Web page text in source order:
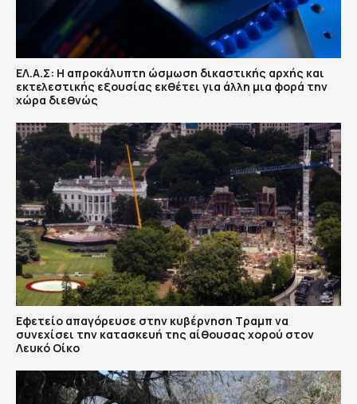
ΕΛ.Α.Σ: Η απροκάλυπτη ώσμωση δικαστικής αρχής και
εκτελεστικής εξουσίας εκθέτει για άλλη μια φορά την
χώρα διεθνώς
Εφετείο απαγόρευσε στην κυβέρνηση Τραμπ να
συνεχίσει την κατασκευή της αίθουσας χορού στον
Λευκό Οίκο